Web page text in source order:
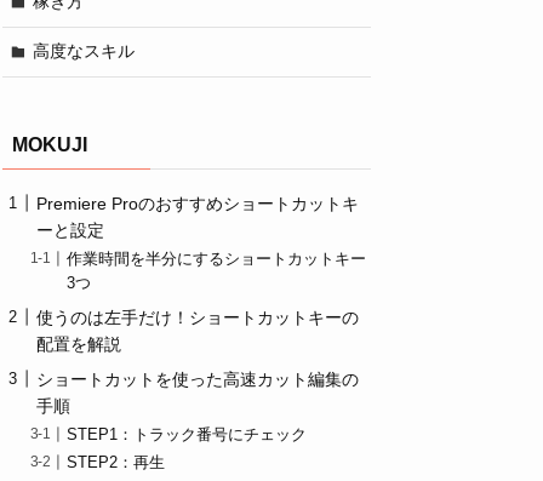
高度なスキル
MOKUJI
Premiere Proのおすすめショートカットキ
ーと設定
作業時間を半分にするショートカットキー
3つ
使うのは左手だけ！ショートカットキーの
配置を解説
ショートカットを使った高速カット編集の
手順
STEP1：トラック番号にチェック
STEP2：再生